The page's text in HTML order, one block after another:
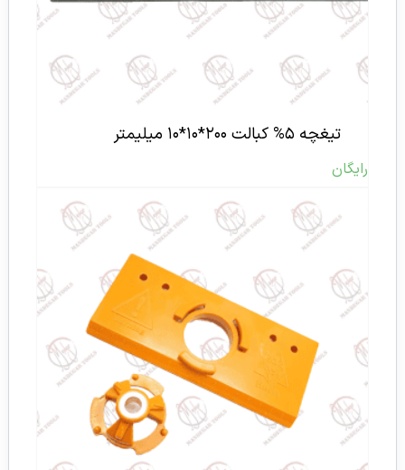
تیغچه ۵% کبالت ۲۰۰*۱۰*۱۰ میلیمتر
رایگان